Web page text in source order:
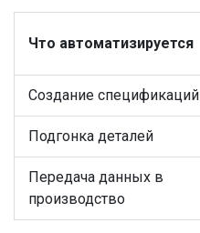
Что автоматизируется
Создание спецификаций
Подгонка деталей
Передача данных в
производство